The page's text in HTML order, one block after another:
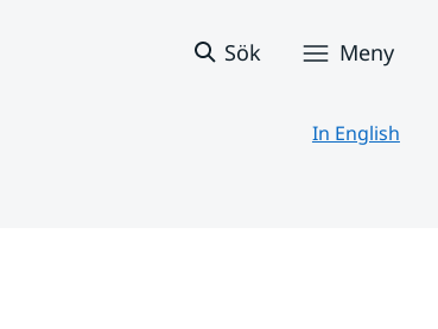
Sök Meny
In English